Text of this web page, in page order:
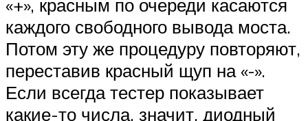
«+», красным по очереди касаются
каждого свободного вывода моста.
Потом эту же процедуру повторяют,
переставив красный щуп на «-».
Если всегда тестер показывает
какие-то числа, значит, диодный